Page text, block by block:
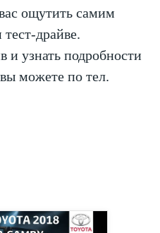
ощутить самим
тест-драйве.
и узнать подробности
можете по тел.